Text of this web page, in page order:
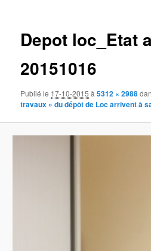
Depot loc_Etat
20151016
Publié le 17-10-2015 à5312 × 2988
travaux » du dépôt de Loc arrivent à